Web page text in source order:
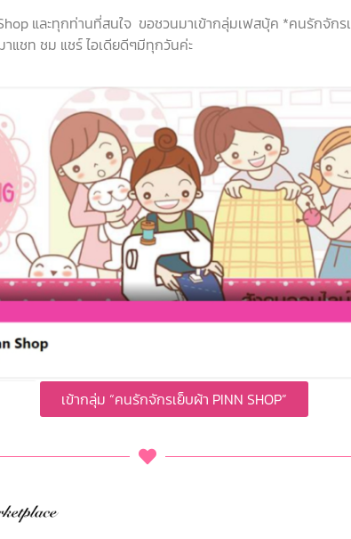
และทุกท่านที่สนใจ ขอชวนมาเข้ากลุ่มเฟสบุ้ค *คนรักจัก
แชท ชม แชร์ ไอเดียดีๆมีทุกวันค่ะ
เข้ากลุ่ม “คนรักจักรเย็บผ้า PINN SHOP”